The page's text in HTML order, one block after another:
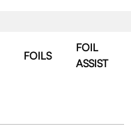
FOILS
FOIL
ASSIST